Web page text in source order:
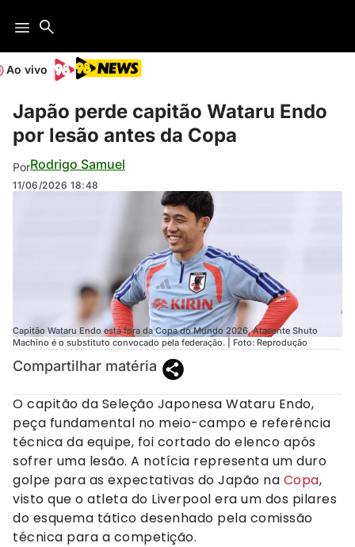
Ao vivo
Japão perde capitão Wataru Endo
por lesão antes da Copa
PorRodrigo Samuel
11/06/2026 18:48
Capitão Wataru Endo está fora da Copa do Mundo 2026. Atacante Shuto
Machino é o substituto convocado pela federação. | Foto: Reprodução
Compartilhar matéria
O capitão da Seleção Japonesa Wataru Endo,
peça fundamental no meio-campo e referência
técnica da equipe, foi cortado do elenco após
sofrer uma lesão. A notícia representa um duro
golpe para as expectativas do Japão na Copa,
visto que o atleta do Liverpool era um dos pilares
do esquema tático desenhado pela comissão
técnica para a competição.